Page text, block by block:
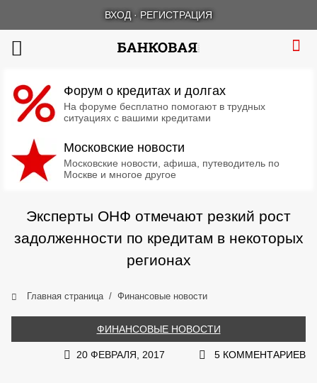
ВХОД · РЕГИСТРАЦИЯ
Форум о кредитах и долгах
На форуме бесплатно помогают в трудных
ситуациях с вашими кредитами
Московские новости
Московские новости, афиша, путеводитель по
Москве и многое другое
Эксперты ОНФ отмечают резкий рост
задолженности по кредитам в некоторых
регионах
Главная страница Финансовые новости
ФИНАНСОВЫЕ НОВОСТИ
20 ФЕВРАЛЯ, 2017 5 КОММЕНТАРИЕВ